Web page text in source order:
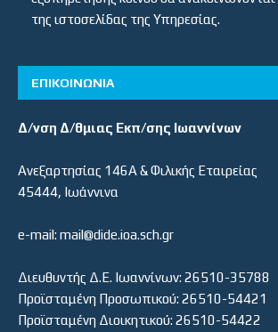
της ιστοσελίδας της Υπηρεσίας.
ΕΠΙΚΟΙΝΩΝΙΑ
Δ/νση Δ/θμιας Εκπ/σης Ιωαννίνων
Ανεξαρτησίας 146Α & Φιλικής Εταιρείας
45444, Ιωάννινα
e-mail: mail@dide.ioa.sch.gr
Διευθυντής Δ.Ε. Ιωαννίνων: 26510-35788
Προϊσταμένη Προσωπικού: 26510-54421
Προϊσταμένη Διοικητικού: 26510-54422